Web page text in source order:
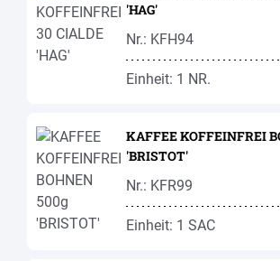
'HAG'
Nr.: KFH94
Einheit: 1 NR.
KAFFEE KOFFEINFREI
'BRISTOT'
Nr.: KFR99
Einheit: 1 SAC